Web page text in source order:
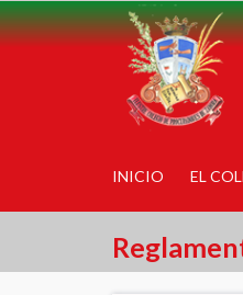
INICIO EL